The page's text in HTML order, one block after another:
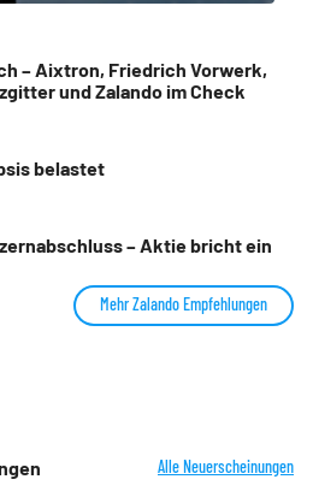
– Aixtron, Friedrich Vorwerk,
und Zalando im Check
belastet
– Aktie bricht ein
Mehr Zalando Empfehlungen
Alle Neuerscheinungen